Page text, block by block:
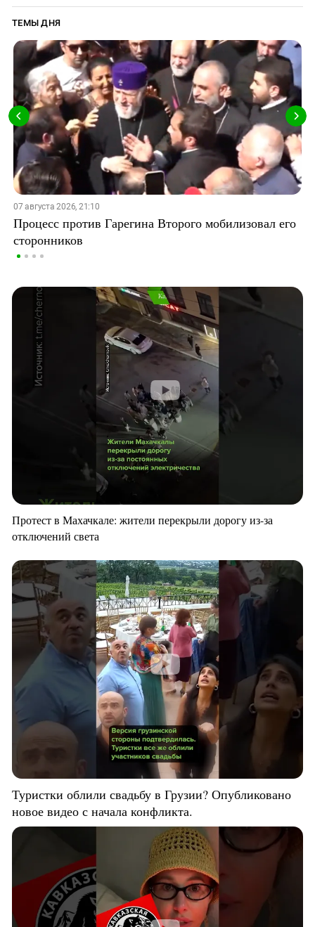
ТЕМЫ ДНЯ
07 августа 2026, 21:10
Процесс против Гарегина Второго мобилизовал его
сторонников
Протест в Махачкале: жители перекрыли дорогу из-за
отключений света
Туристки облили свадьбу в Грузии? Опубликовано
новое видео с начала конфликта.